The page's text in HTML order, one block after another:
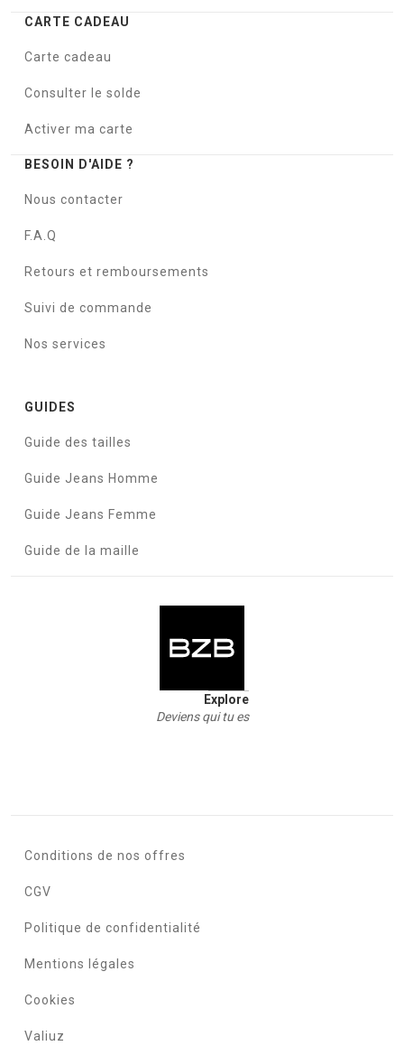
CARTE CADEAU
Carte cadeau
Consulter le solde
Activer ma carte
BESOIN D'AIDE ?
Nous contacter
F.A.Q
Retours et remboursements
Suivi de commande
Nos services
GUIDES
Guide des tailles
Guide Jeans Homme
Guide Jeans Femme
Guide de la maille
Explore
Deviens qui tu es
Conditions de nos offres
CGV
Politique de confidentialité
Mentions légales
Cookies
Valiuz